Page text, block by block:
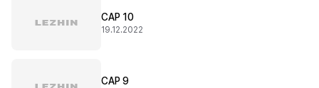
CAP 10
19.12.2022
CAP 9